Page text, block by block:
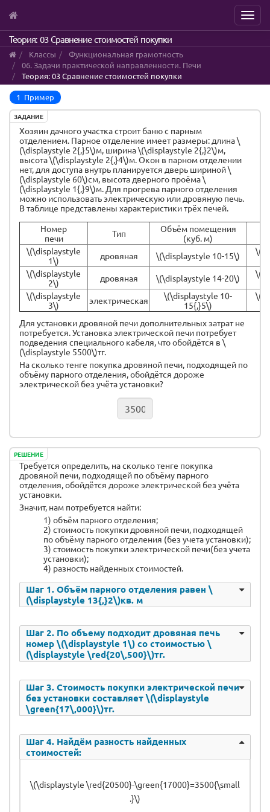
Skip
to
main
content
Menu
Теория: 03 Сравнение стоимостей покупки
Классы
Функциональная грамотность
06. Задачи практической направленности. Печи
Теория: 03 Сравнение стоимостей покупки
1 Пример
ЗАДАНИЕ
Хозяин дачного участка строит баню с парным
отделением. Парное отделение имеет размеры: длина \
(\displaystyle 2{,}5\)м, ширина \(\displaystyle 2{,}2\)м,
высота \(\displaystyle 2{,}4\)м. Окон в парном отделении
нет, для доступа внутрь планируется дверь шириной \
(\displaystyle 60\)см, высота дверного проёма \
(\displaystyle 1{,}9\)м. Для прогрева парного отделения
можно использовать электрическую или дровяную печь.
В таблице представлены характеристики трёх печей.
Номер
печи
Тип
Объём помещения
(куб. м)
\(\displaystyle
1\)
дровяная \(\displaystyle 10-15\)
\(\displaystyle
2\)
дровяная \(\displaystyle 14-20\)
\(\displaystyle
3\)
электрическая
\(\displaystyle 10-
15{,}5\)
Для установки дровяной печи дополнительных затрат не
потребуется. Установка электрической печи потребует
подведения специального кабеля, что обойдётся в \
(\displaystyle 5500\)тг.
На сколько тенге покупка дровяной печи, подходящей по
объёму парного отделения, обойдётся дороже
электрической без учёта установки?
РЕШЕНИЕ
Требуется определить, на сколько тенге покупка
дровяной печи, подходящей по объёму парного
отделения, обойдётся дороже электрической без учёта
установки.
Значит, нам потребуется найти:
1) объём парного отделения;
2) стоимость покупки дровяной печи, подходящей
по объёму парного отделения (без учета установки);
3) стоимость покупки электрической печи(без учета
установки);
4) разность найденных стоимостей.
Шаг 1. Объём парного отделения равен \
(\displaystyle 13{,}2\)кв. м
Шаг 2. По объему подходит дровяная печь
номер \(\displaystyle 1\) со стоимостью \
(\displaystyle \red{20\,500}\)тг.
Шаг 3. Стоимость покупки электрической печи
без установки составляет \(\displaystyle
\green{17\,000}\)тг.
Шаг 4. Найдём разность найденных
стоимостей:
\(\displaystyle \red{20500}-\green{17000}=3500{\small
.}\)